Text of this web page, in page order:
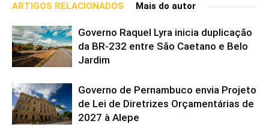
ARTIGOS RELACIONADOS Mais do autor
Governo Raquel Lyra inicia duplicação
da BR-232 entre São Caetano e Belo
Jardim
Governo de Pernambuco envia Projeto
de Lei de Diretrizes Orçamentárias de
2027 à Alepe